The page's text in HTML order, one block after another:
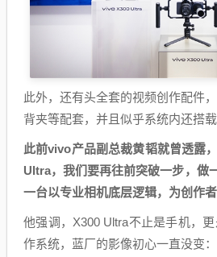
此外，还有头全套的视频创作配件
背夹等配套，并且似乎系统内还搭载
此前vivo产品副总裁黄韬就曾透露
Ultra，我们要再往前突破一步，做
一台以专业相机底层逻辑，为创作
他强调，X300 Ultra不止是手机，
作系统，蓝厂的影像初心一直没变